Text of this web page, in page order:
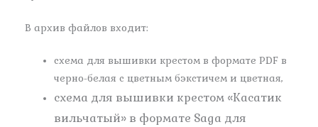
В архив файлов входит:
схема для вышивки крестом в формате PDF в
черно-белая с цветным бэкстичем и цветная,
схема для вышивки крестом «Касатик
вильчатый» в формате Saga для